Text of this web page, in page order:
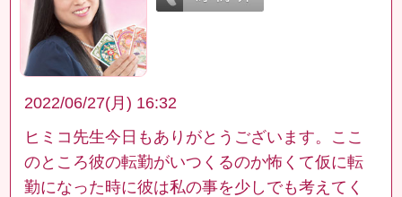
2022/06/27(月) 16:32
ヒミコ先生今日もありがとうございます。ここ
のところ彼の転勤がいつくるのか怖くて仮に転
勤になった時に彼は私の事を少しでも考えてく